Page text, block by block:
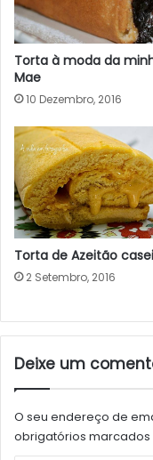
Torta à moda da
Mae
10 Dezembro, 2016
Torta de Azeitão
2 Setembro, 2016
Deixe um
O seu endereço de
obrigatórios marcados